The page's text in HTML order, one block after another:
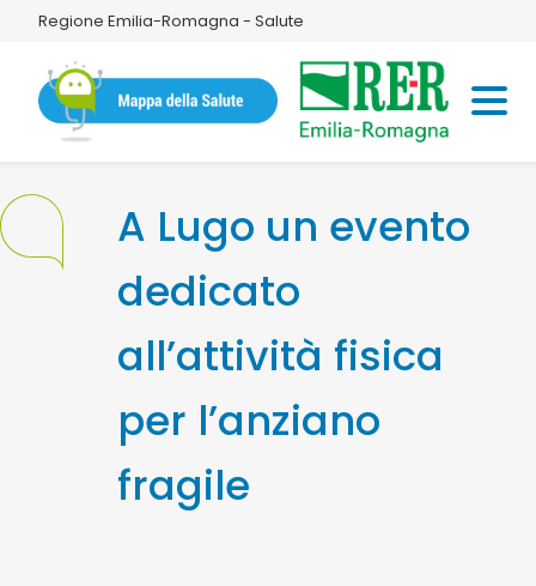
Regione Emilia-Romagna - Salute
A Lugo un evento
dedicato
all’attività fisica
per l’anziano
fragile